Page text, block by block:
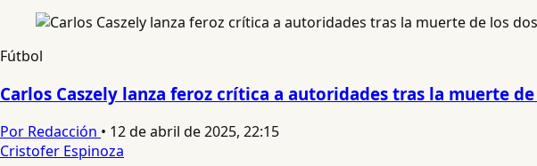
Fútbol
Carlos Caszely lanza feroz crítica a autoridades tras la muerte
Por Redacción • 12 de abril de 2025, 22:15
Cristofer Espinoza